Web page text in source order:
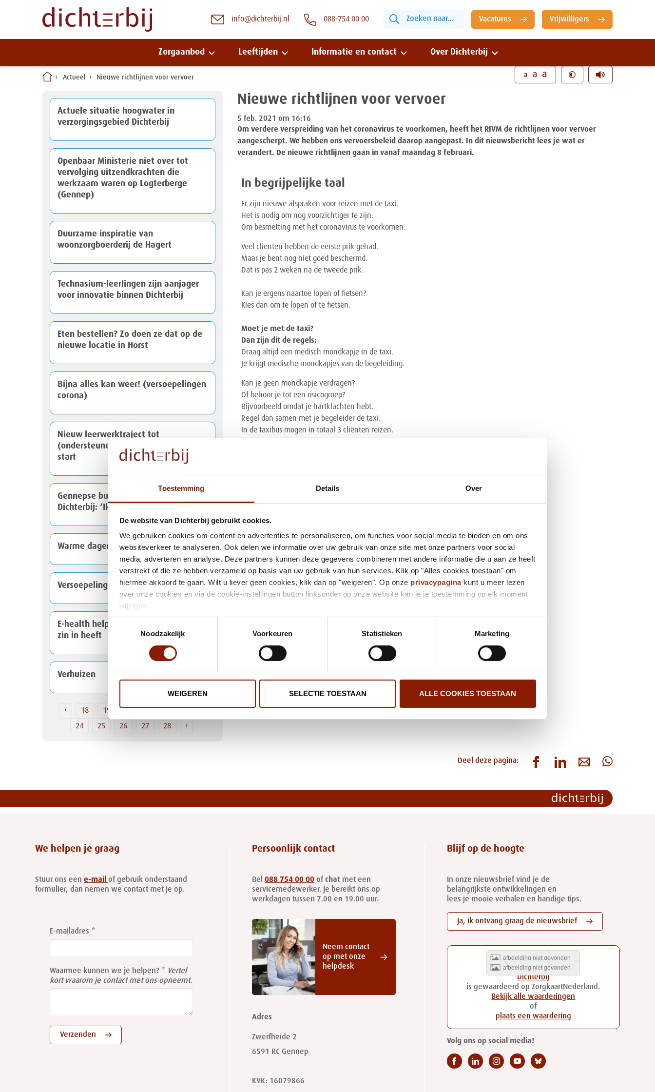
Toestemming Details Over
De website van Dichterbij gebruikt cookies.
We gebruiken cookies om content en advertenties te personaliseren, om functies voor social media te bieden en om ons
websiteverkeer te analyseren. Ook delen we informatie over uw gebruik van onze site met onze partners voor social
media, adverteren en analyse. Deze partners kunnen deze gegevens combineren met andere informatie die u aan ze heeft
verstrekt of die ze hebben verzameld op basis van uw gebruik van hun services. Klik op "Alles cookies toestaan" om
hiermee akkoord te gaan. Wilt u liever geen cookies, klik dan op "weigeren". Op onze privacypaginakunt u meer lezen
over onze cookies en via de cookie-instellingen button linksonder op onze website kan je je toestemming op elk moment
wijzigen.
Toestemmingsselectie
Noodzakelijk
Voorkeuren Statistieken Marketing
WEIGEREN SELECTIE TOESTAAN ALLE COOKIES TOESTAAN
info@dichterbij.nl 088-754 00 00 Zoeken naar... Vacatures Vrijwilligers
Zorgaanbod Leeftijden Informatie en contact Over Dichterbij
a a a
Actueel Nieuwe richtlijnen voor vervoer
Actuele situatie hoogwater in
verzorgingsgebied Dichterbij
Openbaar Ministerie niet over tot
vervolging uitzendkrachten die
werkzaam waren op Logterberge
(Gennep)
Duurzame inspiratie van
woonzorgboerderij de Hagert
Technasium-leerlingen zijn aanjager
voor innovatie binnen Dichterbij
Eten bestellen? Zo doen ze dat op de
nieuwe locatie in Horst
Bijna alles kan weer! (versoepelingen
corona)
Nieuw leerwerktraject tot
(ondersteunend) begeleider EVB+ van
start
Gennepse burgemeester bezoekt
Dichterbij: ‘Ik voel de passie hier’
Warme dagen in aantocht
Versoepeling in gebruik mondmaskers
E-health helpt Ben te doen waar hij
zin in heeft
Verhuizen
‹ 18 19
24
25 26 27 28 ›
Nieuwe richtlijnen voor vervoer
5 feb. 2021 om 16:16
Om verdere verspreiding van het coronavirus te voorkomen, heeft het RIVM de richtlijnen voor vervoer
aangescherpt. We hebben ons vervoersbeleid daarop aangepast. In dit nieuwsbericht lees je wat er
verandert. De nieuwe richtlijnen gaan in vanaf maandag 8 februari.
In begrijpelijke taal
Er zijn nieuwe afspraken voor reizen met de taxi.
Het is nodig om nog voorzichtiger te zijn.
Om besmetting met het coronavirus te voorkomen.
Veel cliënten hebben de eerste prik gehad.
Maar je bent nog niet goed beschermd.
Dat is pas 2 weken na de tweede prik.
Kan je ergens naartoe lopen of fietsen?
Kies dan om te lopen of te fietsen.
Moet je met de taxi?
Dan zijn dit de regels:
Draag altijd een medisch mondkapje in de taxi.
Je krijgt medische mondkapjes van de begeleiding.
Kan je geen mondkapje verdragen?
Of behoor je tot een risicogroep?
Bijvoorbeeld omdat je hartklachten hebt.
Regel dan samen met je begeleider de taxi.
In de taxibus mogen in totaal 3 cliënten reizen.
In de taxi draag je altijd een medisch mondkapje.
Ook als je samen met je medebewoners reist.
Deel deze pagina:
We helpen je graag
Stuur ons een e-mail of gebruik onderstaand
formulier, dan nemen we contact met je op.
this
field
E-mailadres
Waarmee kunnen we je helpen?
Vertel
kort waarom je contact met ons opneemt.
Verzenden
Persoonlijk contact
Bel 088 754 00 00 of chatmet een
servicemedewerker. Je bereikt ons op
werkdagen tussen 7.00 en 19.00 uur.
Neem contact
op met onze
helpdesk
Adres
Zwerfheide 2
6591 RC Gennep
KVK: 16079866
Blijf op de hoogte
In onze nieuwsbrief vind je de
belangrijkste ontwikkelingen en
lees je mooie verhalen en handige tips.
Ja, ik ontvang graag de nieuwsbrief
Dichterbij
is gewaardeerd op ZorgkaartNederland.
Bekijk alle waarderingen
of
plaats een waardering
Volg ons op social media!
Sluiten
Snel naar:
Wonen bij Dichterbij
Vrije dagbestedingsplekken